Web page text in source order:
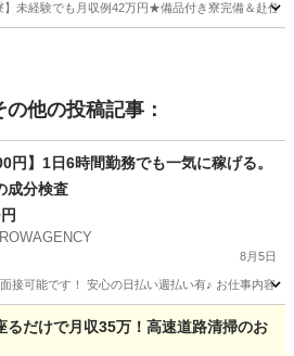
】未経験でも月収例42万円★備品付き寮完備＆赴
の他の投稿記事：
円】1日6時間勤務でも一気に稼げる。
成分検査
8月5日
接可能です！ 安心の日払い週払い有♪ お仕事内容
時給
るだけで月収35万！高速道路清掃のお